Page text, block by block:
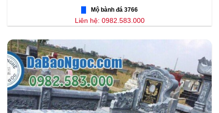
Mộ bành đá 3766
Liên hệ: 0982.583.000